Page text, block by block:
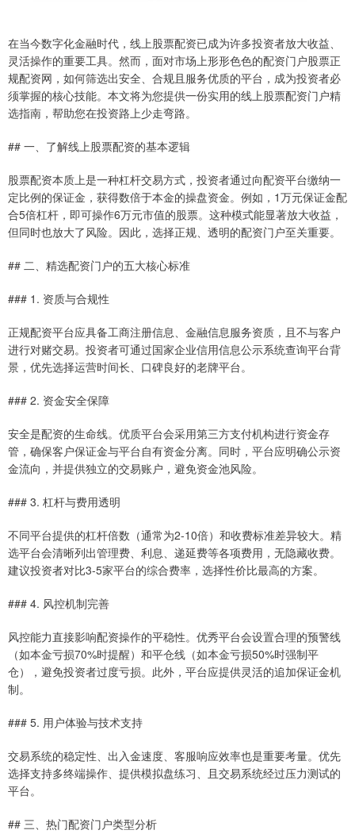
在当今数字化金融时代，线上股票配资已成为许多投资者放大收益、
灵活操作的重要工具。然而，面对市场上形形色色的配资门户股票正
规配资网，如何筛选出安全、合规且服务优质的平台，成为投资者必
须掌握的核心技能。本文将为您提供一份实用的线上股票配资门户精
选指南，帮助您在投资路上少走弯路。
## 一、了解线上股票配资的基本逻辑
股票配资本质上是一种杠杆交易方式，投资者通过向配资平台缴纳一
定比例的保证金，获得数倍于本金的操盘资金。例如，1万元保证金配
合5倍杠杆，即可操作6万元市值的股票。这种模式能显著放大收益，
但同时也放大了风险。因此，选择正规、透明的配资门户至关重要。
## 二、精选配资门户的五大核心标准
### 1. 资质与合规性
正规配资平台应具备工商注册信息、金融信息服务资质，且不与客户
进行对赌交易。投资者可通过国家企业信用信息公示系统查询平台背
景，优先选择运营时间长、口碑良好的老牌平台。
### 2. 资金安全保障
安全是配资的生命线。优质平台会采用第三方支付机构进行资金存
管，确保客户保证金与平台自有资金分离。同时，平台应明确公示资
金流向，并提供独立的交易账户，避免资金池风险。
### 3. 杠杆与费用透明
不同平台提供的杠杆倍数（通常为2-10倍）和收费标准差异较大。精
选平台会清晰列出管理费、利息、递延费等各项费用，无隐藏收费。
建议投资者对比3-5家平台的综合费率，选择性价比最高的方案。
### 4. 风控机制完善
风控能力直接影响配资操作的平稳性。优秀平台会设置合理的预警线
（如本金亏损70%时提醒）和平仓线（如本金亏损50%时强制平
仓），避免投资者过度亏损。此外，平台应提供灵活的追加保证金机
制。
### 5. 用户体验与技术支持
交易系统的稳定性、出入金速度、客服响应效率也是重要考量。优先
选择支持多终端操作、提供模拟盘练习、且交易系统经过压力测试的
平台。
## 三、热门配资门户类型分析